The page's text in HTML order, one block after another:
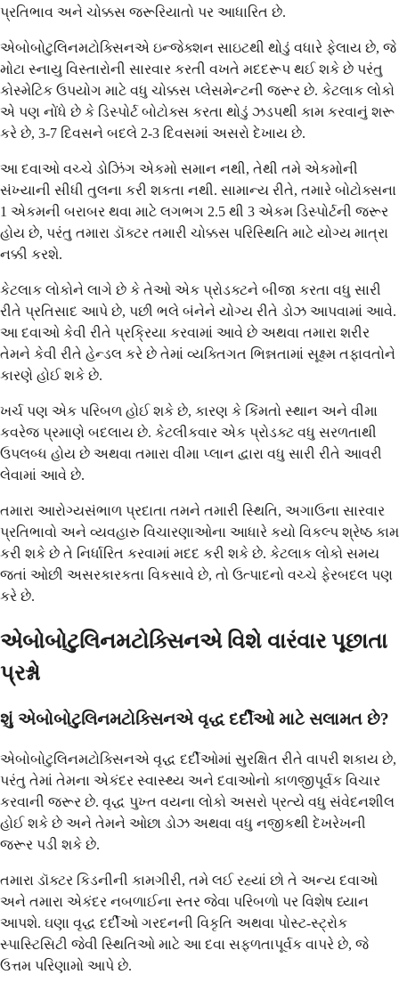
પ્રતિભાવ અને ચોક્કસ જરૂરિયાતો પર આધારિત છે.
એબોબોટુલિનમટોક્સિનએ ઇન્જેક્શન સાઇટથી થોડું વધારે ફેલાય છે, જે
મોટા સ્નાયુ વિસ્તારોની સારવાર કરતી વખતે મદદરૂપ થઈ શકે છે પરંતુ
કોસ્મેટિક ઉપયોગ માટે વધુ ચોક્કસ પ્લેસમેન્ટની જરૂર છે. કેટલાક લોકો
એ પણ નોંધે છે કે ડિસ્પોર્ટ બોટોક્સ કરતા થોડું ઝડપથી કામ કરવાનું શરૂ
કરે છે, 3-7 દિવસને બદલે 2-3 દિવસમાં અસરો દેખાય છે.
આ દવાઓ વચ્ચે ડોઝિંગ એકમો સમાન નથી, તેથી તમે એકમોની
સંખ્યાની સીધી તુલના કરી શકતા નથી. સામાન્ય રીતે, તમારે બોટોક્સના
1 એકમની બરાબર થવા માટે લગભગ 2.5 થી 3 એકમ ડિસ્પોર્ટની જરૂર
હોય છે, પરંતુ તમારા ડૉક્ટર તમારી ચોક્કસ પરિસ્થિતિ માટે યોગ્ય માત્રા
નક્કી કરશે.
કેટલાક લોકોને લાગે છે કે તેઓ એક પ્રોડક્ટને બીજા કરતા વધુ સારી
રીતે પ્રતિસાદ આપે છે, પછી ભલે બંનેને યોગ્ય રીતે ડોઝ આપવામાં આવે.
આ દવાઓ કેવી રીતે પ્રક્રિયા કરવામાં આવે છે અથવા તમારા શરીર
તેમને કેવી રીતે હેન્ડલ કરે છે તેમાં વ્યક્તિગત ભિન્નતામાં સૂક્ષ્મ તફાવતોને
કારણે હોઈ શકે છે.
ખર્ચ પણ એક પરિબળ હોઈ શકે છે, કારણ કે કિંમતો સ્થાન અને વીમા
કવરેજ પ્રમાણે બદલાય છે. કેટલીકવાર એક પ્રોડક્ટ વધુ સરળતાથી
ઉપલબ્ધ હોય છે અથવા તમારા વીમા પ્લાન દ્વારા વધુ સારી રીતે આવરી
લેવામાં આવે છે.
તમારા આરોગ્યસંભાળ પ્રદાતા તમને તમારી સ્થિતિ, અગાઉના સારવાર
પ્રતિભાવો અને વ્યવહારુ વિચારણાઓના આધારે કયો વિકલ્પ શ્રેષ્ઠ કામ
કરી શકે છે તે નિર્ધારિત કરવામાં મદદ કરી શકે છે. કેટલાક લોકો સમય
જતાં ઓછી અસરકારકતા વિકસાવે છે, તો ઉત્પાદનો વચ્ચે ફેરબદલ પણ
કરે છે.
એબોબોટુલિનમટોક્સિનએ વિશે વારંવાર પૂછાતા
પ્રશ્નો
શું એબોબોટુલિનમટોક્સિનએ વૃદ્ધ દર્દીઓ માટે સલામત છે?
એબોબોટુલિનમટોક્સિનએ વૃદ્ધ દર્દીઓમાં સુરક્ષિત રીતે વાપરી શકાય છે,
પરંતુ તેમાં તેમના એકંદર સ્વાસ્થ્ય અને દવાઓનો કાળજીપૂર્વક વિચાર
કરવાની જરૂર છે. વૃદ્ધ પુખ્ત વયના લોકો અસરો પ્રત્યે વધુ સંવેદનશીલ
હોઈ શકે છે અને તેમને ઓછા ડોઝ અથવા વધુ નજીકથી દેખરેખની
જરૂર પડી શકે છે.
તમારા ડૉક્ટર કિડનીની કામગીરી, તમે લઈ રહ્યાં છો તે અન્ય દવાઓ
અને તમારા એકંદર નબળાઈના સ્તર જેવા પરિબળો પર વિશેષ ધ્યાન
આપશે. ઘણા વૃદ્ધ દર્દીઓ ગરદનની વિકૃતિ અથવા પોસ્ટ-સ્ટ્રોક
સ્પાસ્ટિસિટી જેવી સ્થિતિઓ માટે આ દવા સફળતાપૂર્વક વાપરે છે, જે
ઉત્તમ પરિણામો આપે છે.